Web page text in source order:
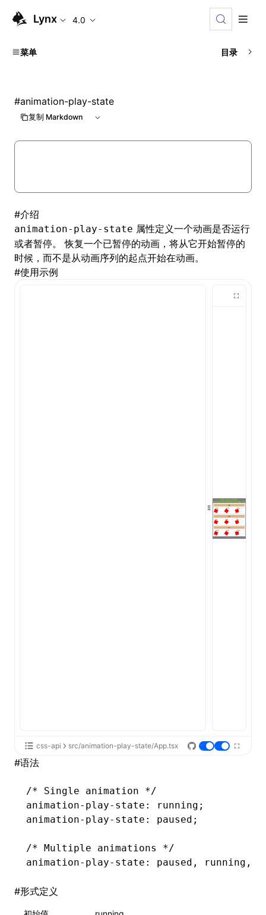
Lynx 4.0
菜单 目录
#animation-play-state
复制 Markdown
#介绍
animation-play-state 属性定义一个动画是否运行
或者暂停。 恢复一个已暂停的动画，将从它开始暂停的
时候，而不是从动画序列的起点开始在动画。
#使用示例
css-api src/animation-play-state/App.tsx
#语法
/* Single animation */
animation-play-state : running;
animation-play-state : paused;
/* Multiple animations */
animation-play-state : paused , running ,
#形式定义